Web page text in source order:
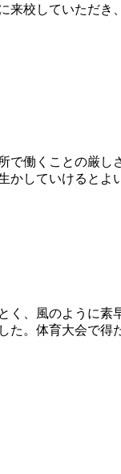
来校していただき
働くことの厳し
していけるとよ
、風のように素
た。体育大会で得